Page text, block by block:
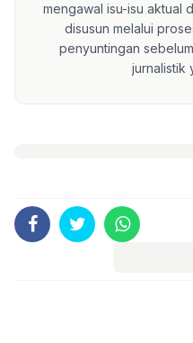
mengawal isu-isu aktual
disusun melalui
penyuntingan
jurnalistik